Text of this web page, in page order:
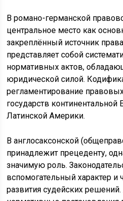
В романо-германской
центральное место как
закреплённый источник
представляет собой
нормативных актов,
юридической силой.
регламентирование
государств континентальной
Латинской Америки.
В англосаксонской
принадлежит прецеденту,
значимую роль.
вспомогательный характер и
развития судейских